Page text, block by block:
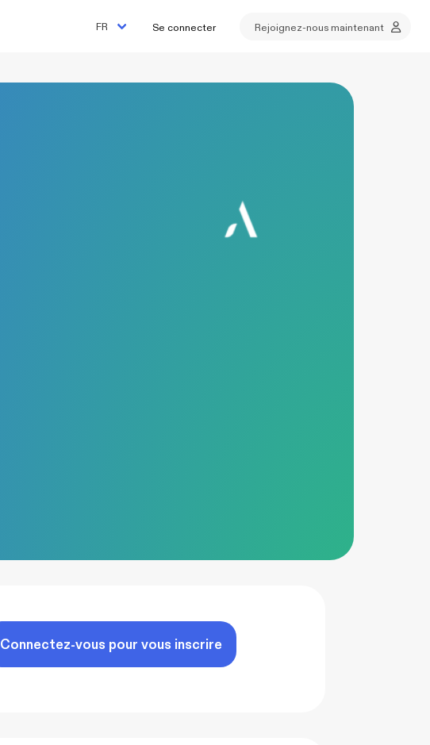
Se connecter Rejoignez-nous maintenant
Connectez-vous pour vous inscrire